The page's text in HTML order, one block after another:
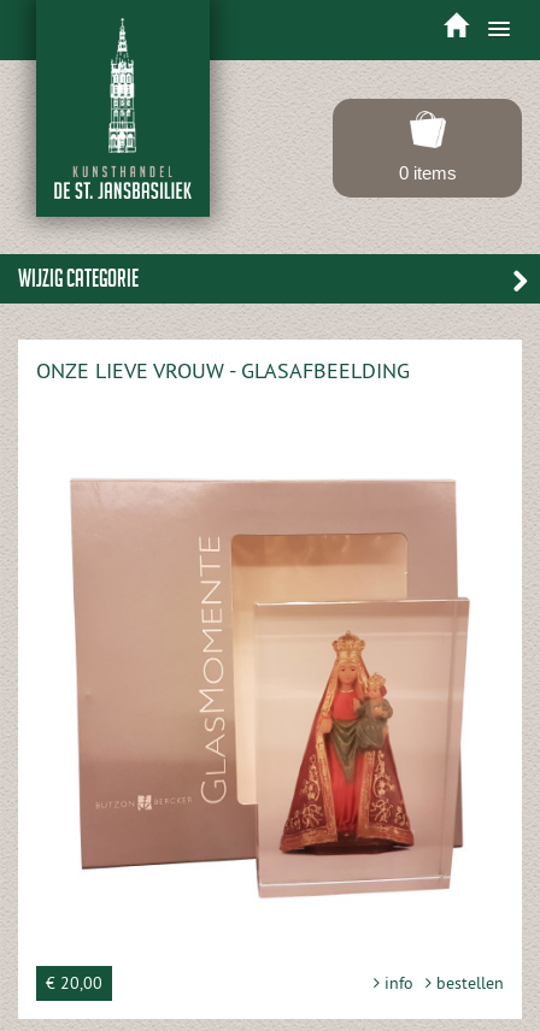
Toggle
0 items
Wijzig categorie
ONZE LIEVE VROUW - GLASAFBEELDING
€ 20,00 info bestellen